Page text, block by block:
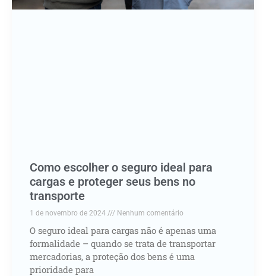
Como escolher o seguro ideal para
cargas e proteger seus bens no
transporte
1 de novembro de 2024 Nenhum comentário
O seguro ideal para cargas não é apenas uma
formalidade – quando se trata de transportar
mercadorias, a proteção dos bens é uma
prioridade para